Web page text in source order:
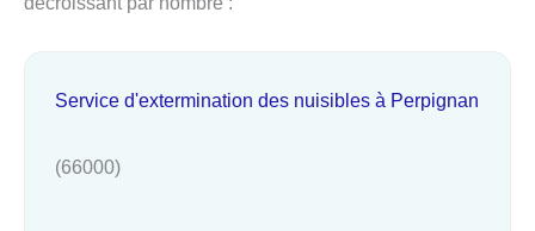
Service d'extermination des nuisibles à Perpignan
(66000)